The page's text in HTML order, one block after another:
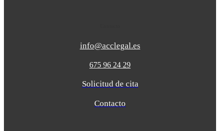
info@acclegal.es
675 96 24 29
Solicitud de cita
Contacto